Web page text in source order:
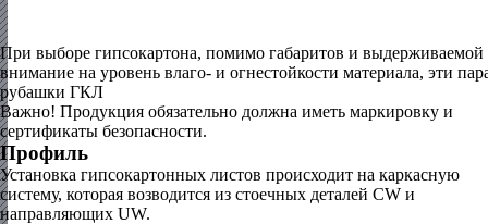
При выборе гипсокартона, помимо габаритов и выдерживаемой
внимание на уровень влаго- и огнестойкости материала, эти
рубашки ГКЛ
Важно! Продукция обязательно должна иметь маркировку и
сертификаты безопасности.
Профиль
Установка гипсокартонных листов происходит на каркасную
систему, которая возводится из стоечных деталей CW и
направляющих UW.